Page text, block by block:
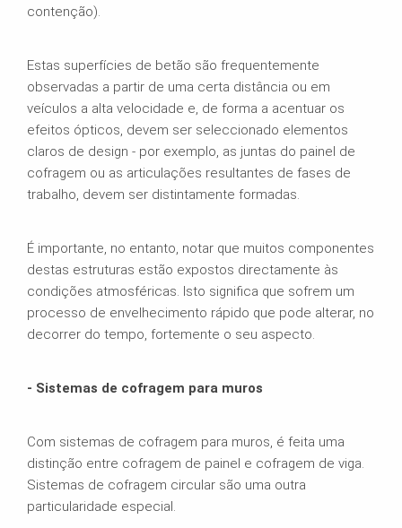
contenção).
Estas superfícies de betão são frequentemente
observadas a partir de uma certa distância ou em
veículos a alta velocidade e, de forma a acentuar os
efeitos ópticos, devem ser seleccionado elementos
claros de design - por exemplo, as juntas do painel de
cofragem ou as articulações resultantes de fases de
trabalho, devem ser distintamente formadas.
É importante, no entanto, notar que muitos componentes
destas estruturas estão expostos directamente às
condições atmosféricas. Isto significa que sofrem um
processo de envelhecimento rápido que pode alterar, no
decorrer do tempo, fortemente o seu aspecto.
- Sistemas de cofragem para muros
Com sistemas de cofragem para muros, é feita uma
distinção entre cofragem de painel e cofragem de viga.
Sistemas de cofragem circular são uma outra
particularidade especial.